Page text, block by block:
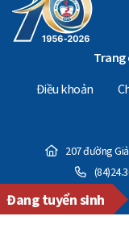
Trang
Điều khoản
207 đường
Copyright © 2024 - The
Đang tuyển sinh